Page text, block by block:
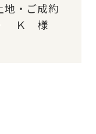
地・ご成約
Ｋ 様